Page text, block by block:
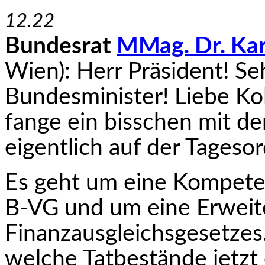
12.22
Bundesrat MMag. Dr.
Wien): Herr Präsident!
Bundesminister! Liebe
fange ein bisschen mit
eigentlich auf der
Es geht um eine
B-VG und um eine
welche Tatbestände